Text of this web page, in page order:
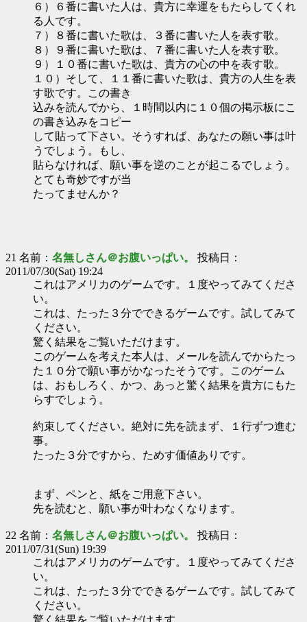
６）６番に書いた人は、貴方に幸運をもたらしてくれ
る人です。
７）８番に書いた歌は、３番に書いた人を表す歌。
８）９番に書いた歌は、７番に書いた人を表す歌。
９）１０番に書いた歌は、貴方の心の中を表す歌。
１０）そして、１１番に書いた歌は、貴方の人生を表
す歌です。この書き
込みを読んでから、１時間以内に１０個の掲示板にこ
の書き込みをコピー
して貼って下さい。そうすれば、あなたの願い事は叶
うでしょう。もし、
貼らなければ、願い事を逆のことが起こるでしょう。
とても奇妙ですが当
たってませんか？
21 名前： 名無しさん＠お腹いっぱい。 投稿日：
2011/07/30(Sat) 19:24
これはアメリカのゲームです。１度やってみてくださ
い。
これは、たった３分でできるゲームです。試してみて
ください。
驚く結果をご覧いただけます。
このゲームを考えた本人は、メールを読んでからたっ
た１０分で願い事がかなったそうです。このゲーム
は、おもしろく、かつ、あっと驚く結果を貴方にもた
らすでしょう。
約束してください。絶対に先を読まず、１行ずつ進む
事。
たった３分ですから、ためす価値ありです。
まず、ペンと、紙をご用意下さい。
先を読むと、願い事が叶わなくなります。
22 名前： 名無しさん＠お腹いっぱい。 投稿日：
2011/07/31(Sun) 19:39
これはアメリカのゲームです。１度やってみてくださ
い。
これは、たった３分でできるゲームです。試してみて
ください。
驚く結果をご覧いただけます。